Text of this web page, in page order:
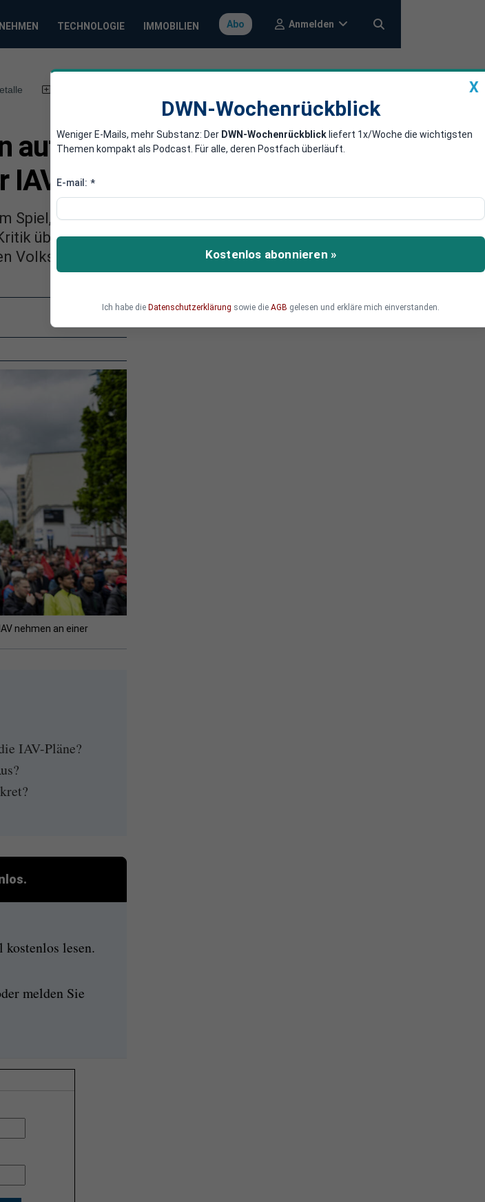
TECHNOLOGIE IMMOBILIEN Abo Anmelden
auf Stellenabbau beim VW-
IAV
Spiel, die Stimmung unter den Beschäftigten ist
übt, richtet sich der Blick vieler Anleger bereits
Volkswagen-Konzern.
nehmen an einer
IAV-Pläne?
lesen.
melden Sie
X
DWN-Wochenrückblick
Weniger E-Mails, mehr Substanz: Der DWN-Wochenrückblick liefert 1x/Woche die wichtigsten
Themen kompakt als Podcast. Für alle, deren Postfach überläuft.
E-mail: *
Kostenlos abonnieren »
Ich habe die Datenschutzerklärung sowie die AGB gelesen und erkläre mich einverstanden.